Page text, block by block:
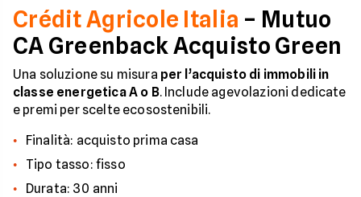
Crédit Agricole Italia – Mutuo
CA Greenback Acquisto Green
Una soluzione su misura per l’acquisto di immobili in
classe energetica A o B. Include agevolazioni dedicate
e premi per scelte ecosostenibili.
Finalità: acquisto prima casa
Tipo tasso: fisso
Durata: 30 anni